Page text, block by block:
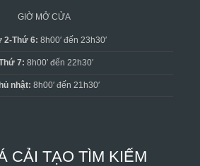
GIỜ MỞ CỬA
2-Thứ 6: 8h00′ đến 23h30′
7: 8h00′ đến 22h30′
nhật: 8h00′ đến 21h30′
CẢI TẠO TÌM KIẾM